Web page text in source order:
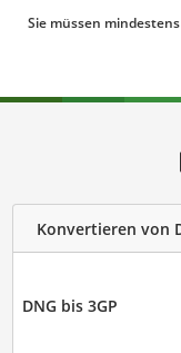
Sie müssen
Konvertieren von
DNG bis 3GP